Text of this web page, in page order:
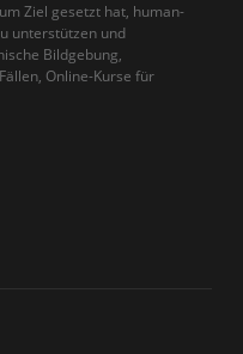
Ziel gesetzt hat, human-
unterstützen und
Bildgebung,
Online-Kurse für